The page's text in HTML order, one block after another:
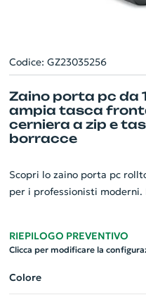
Codice: GZ23035256
Zaino porta pc da
ampia tasca
cerniera a zip e
borracce
Scopri lo zaino porta pc
per i professionisti moderni.
consentendo di trasportare
tuoi oggetti essenziali,
moschettone aggiunge un
RIEPILOGO PREVENTIVO
Clicca per modificare la
Colore